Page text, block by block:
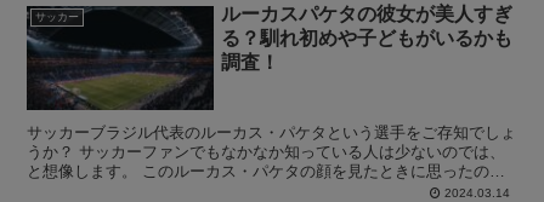
サッカー
ルーカスパケタの彼女が美人すぎ
る？馴れ初めや子どもがいるかも
調査！
サッカーブラジル代表のルーカス・パケタという選手をご存知でしょ
うか？ サッカーファンでもなかなか知っている人は少ないのでは、
と想像します。 このルーカス・パケタの顔を見たときに思ったの
は、すごいイケメンな選手だ！と個人的に思いました。 そこ...2024.03.14